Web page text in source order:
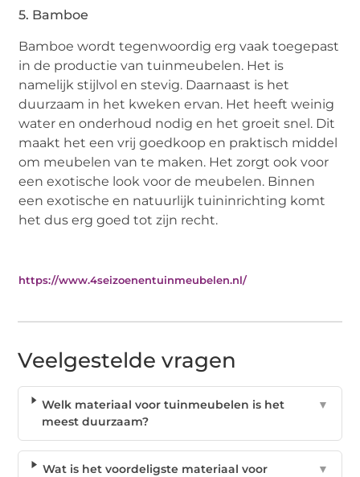
5. Bamboe
Bamboe wordt tegenwoordig erg vaak toegepast
in de productie van tuinmeubelen. Het is
namelijk stijlvol en stevig. Daarnaast is het
duurzaam in het kweken ervan. Het heeft weinig
water en onderhoud nodig en het groeit snel. Dit
maakt het een vrij goedkoop en praktisch middel
om meubelen van te maken. Het zorgt ook voor
een exotische look voor de meubelen. Binnen
een exotische en natuurlijk tuininrichting komt
het dus erg goed tot zijn recht.
https://www.4seizoenentuinmeubelen.nl/
Veelgestelde vragen
Welk materiaal voor tuinmeubelen is het
meest duurzaam?
▼
Wat is het voordeligste materiaal voor
▼